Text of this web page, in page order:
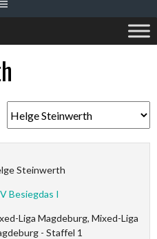
Steinwerth
Besiegdas I
Liga Magdeburg, Mixed-Liga
- Staffel 1